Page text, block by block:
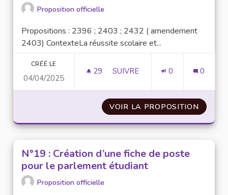
Proposition officielle
Propositions : 2396 ; 2403 ; 2432 ( amendement
2403) ContexteLa réussite scolaire et...
CRÉÉ LE
04/04/2025
29 29 ABONNÉS
SUIVRE 0 0
VOIR LA PROPOSITION N°17
N°19 : Création d’une fiche de poste
pour le parlement étudiant
Proposition officielle